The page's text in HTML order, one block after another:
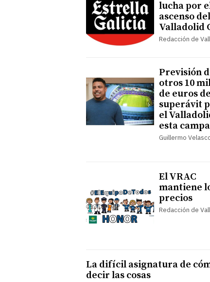
lucha por
ascenso
Valladolid
Redacción de
Previsión
otros 10
de euros de
superávit
el
esta
Guillermo
El VRAC
mantiene
precios
Redacción de
La difícil asignatura de
decir las cosas